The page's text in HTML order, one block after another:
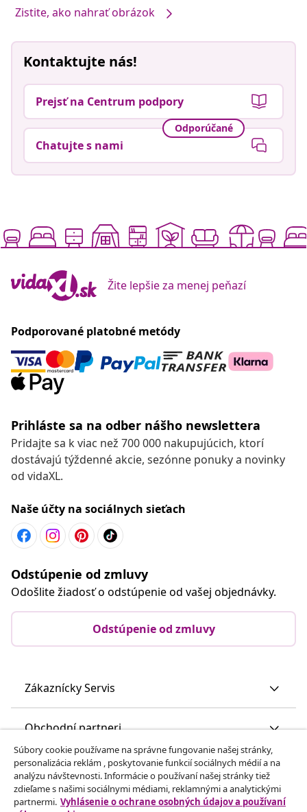
Zistite, ako nahrať obrázok
Kontaktujte nás!
Prejsť na Centrum podpory
Odporúčané
Chatujte s nami
Žite lepšie za menej peňazí
Podporované platobné metódy
Prihláste sa na odber nášho newslettera
Pridajte sa k viac než 700 000 nakupujúcich, ktorí
dostávajú týždenné akcie, sezónne ponuky a novinky
od vidaXL.
Naše účty na sociálnych sieťach
Odstúpenie od zmluvy
Odošlite žiadosť o odstúpenie od vašej objednávky.
Odstúpenie od zmluvy
Zákaznícky Servis
Obchodní partneri
vidaXL
Nájdite viac
Súbory cookie používame na správne fungovanie našej stránky,
personalizácia reklám , poskytovanie funkcií sociálnych médií a na
analýzu návštevnosti. Informácie o používaní našej stránky tiež
zdieľame s našimi sociálnymi médiami, reklamnými a analytickými
partnermi. Vyhlásenie o ochrane osobných údajov a používaní